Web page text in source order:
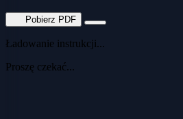
Pobierz PDF
Ładowanie instrukcji...
Proszę czekać...